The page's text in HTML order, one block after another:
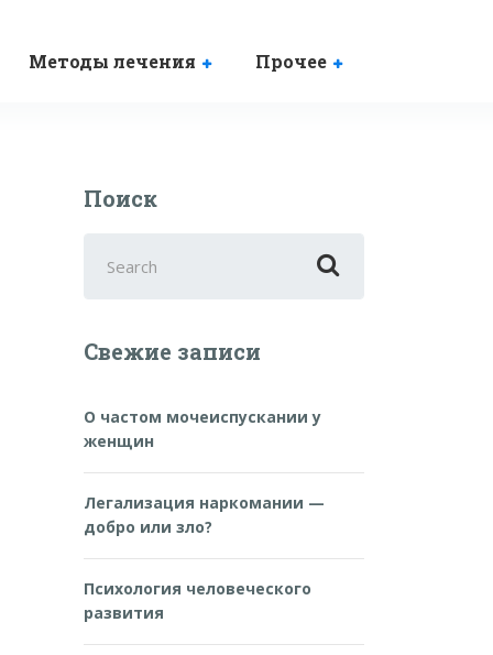
Методы лечения Прочее
Поиск
for:
Свежие записи
О частом мочеиспускании у
женщин
Легализация наркомании —
добро или зло?
Психология человеческого
развития